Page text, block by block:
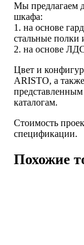
Мы предлагаем
шкафа:
1. на основе
стальные полки
2. на основе
Цвет и
ARISTO, а
каталогам.
Стоимость
спецификации.
Похожие